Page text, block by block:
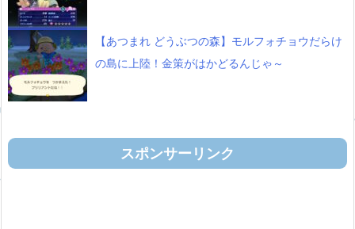
【あつまれ どうぶつの森】モルフォチョウだらけ
の島に上陸！金策がはかどるんじゃ～
スポンサーリンク